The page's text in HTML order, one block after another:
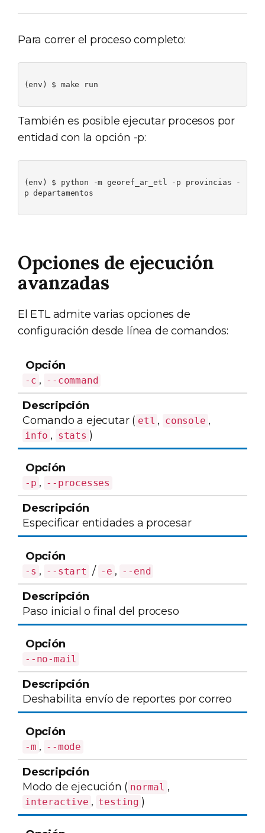
Para correr el proceso completo:
(env) $ make run
También es posible ejecutar procesos por
entidad con la opción -p:
(env) $ python -m georef_ar_etl -p provincias -
p departamentos
Opciones de ejecución
avanzadas
El ETL admite varias opciones de
configuración desde línea de comandos:
Opción
-c , --command
Comando a ejecutar ( etl , console ,
info , stats )
-p , --processes
Especificar entidades a procesar
-s , --start / -e , --end
Paso inicial o final del proceso
--no-mail
Deshabilita envío de reportes por correo
-m , --mode
Modo de ejecución ( normal ,
interactive , testing )